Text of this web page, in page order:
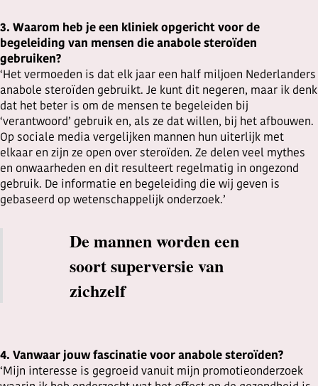
3. Waarom heb je een kliniek opgericht voor de
begeleiding van mensen die anabole steroïden
gebruiken?
‘Het vermoeden is dat elk jaar een half miljoen Nederlanders
anabole steroïden gebruikt. Je kunt dit negeren, maar ik denk
dat het beter is om de mensen te begeleiden bij
‘verantwoord’ gebruik en, als ze dat willen, bij het afbouwen.
Op sociale media vergelijken mannen hun uiterlijk met
elkaar en zijn ze open over steroïden. Ze delen veel mythes
en onwaarheden en dit resulteert regelmatig in ongezond
gebruik. De informatie en begeleiding die wij geven is
gebaseerd op wetenschappelijk onderzoek.’
De mannen worden een
soort superversie van
zichzelf
4. Vanwaar jouw fascinatie voor anabole steroïden?
‘Mijn interesse is gegroeid vanuit mijn promotieonderzoek